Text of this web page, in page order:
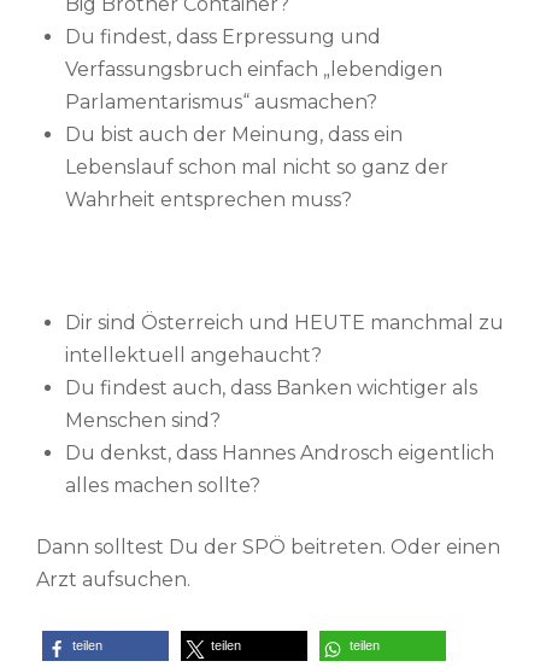
Big Brother Container?
Du findest, dass Erpressung und
Verfassungsbruch einfach „lebendigen
Parlamentarismus“ ausmachen?
Du bist auch der Meinung, dass ein
Lebenslauf schon mal nicht so ganz der
Wahrheit entsprechen muss?
Dir sind Österreich und HEUTE manchmal zu
intellektuell angehaucht?
Du findest auch, dass Banken wichtiger als
Menschen sind?
Du denkst, dass Hannes Androsch eigentlich
alles machen sollte?
Dann solltest Du der SPÖ beitreten. Oder einen
Arzt aufsuchen.
teilen teilen teilen